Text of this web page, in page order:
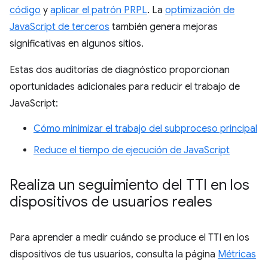
código y aplicar el patrón PRPL. La optimización de
JavaScript de terceros también genera mejoras
significativas en algunos sitios.
Estas dos auditorías de diagnóstico proporcionan
oportunidades adicionales para reducir el trabajo de
JavaScript:
Cómo minimizar el trabajo del subproceso principal
Reduce el tiempo de ejecución de JavaScript
Realiza un seguimiento del TTI en los
dispositivos de usuarios reales
Para aprender a medir cuándo se produce el TTI en los
dispositivos de tus usuarios, consulta la página Métricas